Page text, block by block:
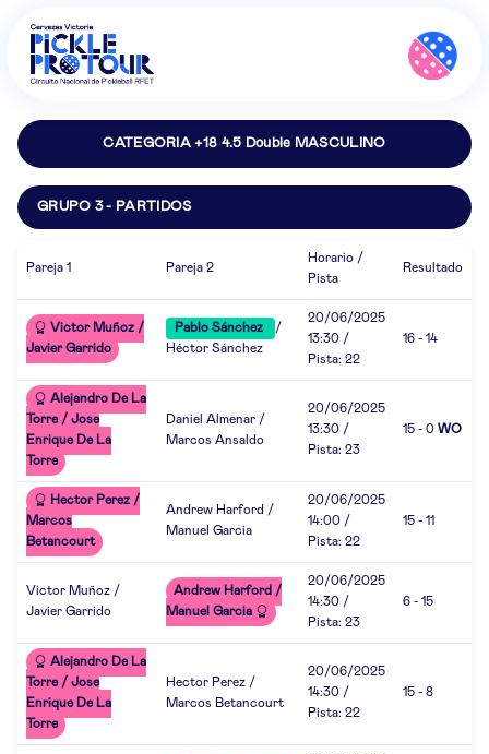
CATEGORIA +18 4.5 Double MASCULINO
GRUPO 3 - PARTIDOS
Pareja 1 Pareja 2
Horario /
Pista
Resultado
Victor Muñoz /
Javier Garrido
Pablo Sánchez
/
Héctor Sánchez
20/06/2025
13:30 /
Pista: 22
16 - 14
Alejandro De La
Torre / Jose
Enrique De La
Torre
Daniel Almenar /
Marcos Ansaldo
20/06/2025
13:30 /
Pista: 23
15 - 0 WO
Hector Perez /
Marcos
Betancourt
Andrew Harford /
Manuel Garcia
20/06/2025
14:00 /
Pista: 22
15 - 11
Victor Muñoz /
Javier Garrido
Andrew Harford /
Manuel Garcia
20/06/2025
14:30 /
Pista: 23
6 - 15
Alejandro De La
Torre / Jose
Enrique De La
Torre
Hector Perez /
Marcos Betancourt
20/06/2025
14:30 /
Pista: 22
15 - 8